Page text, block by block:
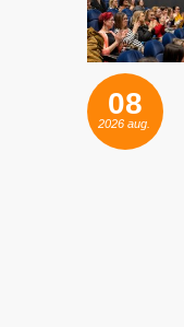
08
2026 aug.